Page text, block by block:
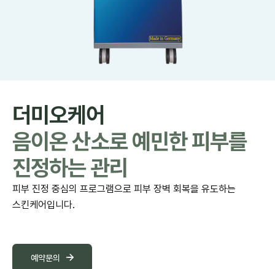
더미오케어
음이온 산소로 예민한 피부를
진정하는 관리
피부 진정 중심의 프로그램으로 피부 장벽 회복을 유도하는
스킨케어입니다.
예약문의